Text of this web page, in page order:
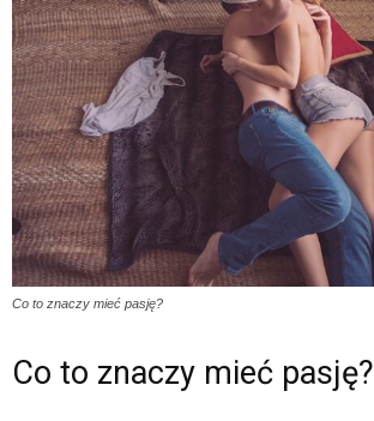
Co to znaczy mieć pasję?
Co to znaczy mieć pasję?